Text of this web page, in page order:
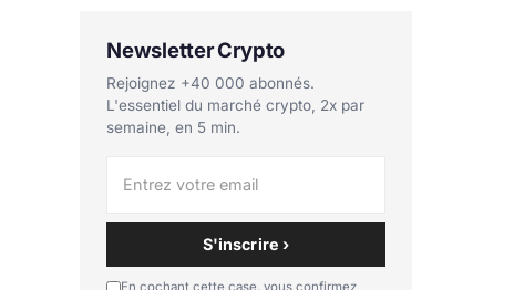
Newsletter Crypto
Rejoignez +40 000 abonnés.
L'essentiel du marché crypto, 2x par
semaine, en 5 min.
S'inscrire ›
En cochant cette case, vous confirmez